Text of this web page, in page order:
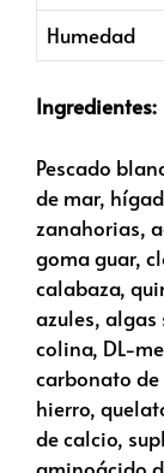
Humedad
Ingredientes:
Pescado
de mar,
zanahorias,
goma guar,
calabaza,
azules,
colina, DL-
carbonato
hierro,
de calcio,